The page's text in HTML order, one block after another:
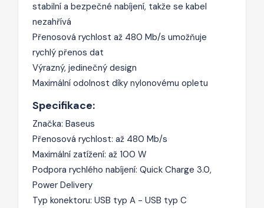
stabilní a bezpečné nabíjení, takže se kabel
nezahřívá
Přenosová rychlost až 480 Mb/s umožňuje
rychlý přenos dat
Výrazný, jedinečný design
Maximální odolnost díky nylonovému opletu
Specifikace:
Značka: Baseus
Přenosová rychlost: až 480 Mb/s
Maximální zatížení: až 100 W
Podpora rychlého nabíjení: Quick Charge 3.0,
Power Delivery
Typ konektoru: USB typ A - USB typ C